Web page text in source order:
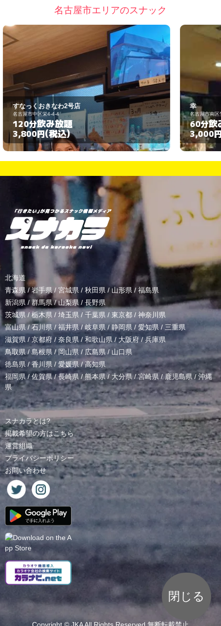
名古屋市エリアのスナック
幸
名古屋市南区笠寺町姥子山6-4
60分飲み放題
3,000円(税込)
名
北海道
青森県 / 岩手県/ 宮城県 / 秋田県 / 山形県/ 福島県
新潟県 /群馬県/山梨県 / 長野県
茨城県 / 栃木県 / 埼玉県 / 千葉県 / 東京都 / 神奈川県
富山県 /石川県/福井県/岐阜県 / 静岡県 / 愛知県 / 三重県
滋賀県 / 京都府 / 奈良県 / 和歌山県/ 大阪府 /兵庫県
鳥取県/ 島根県 /岡山県/ 広島県 / 山口県
徳島県 /香川県 / 愛媛県/高知県
福岡県/佐賀県/長崎県 /熊本県/ 大分県/宮崎県 /鹿児島県 / 沖縄
県
スナカラとは?
掲載希望の方はこちら
運営組織
プライバシーポリシー
お問い合わせ
閉じる